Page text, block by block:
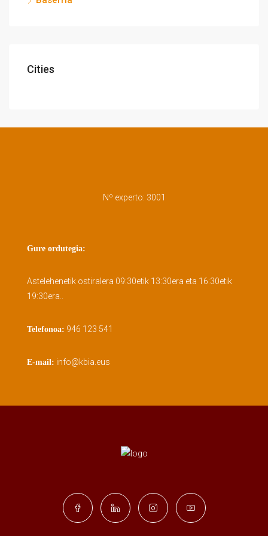
Cities
Nº experto: 3001
Gure ordutegia:
Astelehenetik ostiralera 09:30etik 13:30era eta 16:30etik
19:30era..
Telefonoa: 946 123 541
E-mail: info@kbia.eus